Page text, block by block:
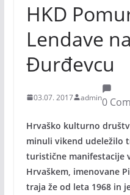
HKD
Lendave
Đurđevcu
03.07. 2017 admin0
Hrvaško kulturno
minuli vikend udeležilo
turistične manifestacije
Hrvaškem, imenovane
traja že od leta 1968 in